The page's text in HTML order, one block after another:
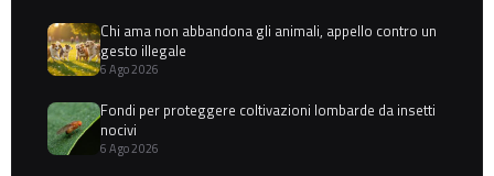
Chi ama non abbandona gli animali, appello contro un
gesto illegale
6 Ago 2026
Fondi per proteggere coltivazioni lombarde da insetti
nocivi
6 Ago 2026